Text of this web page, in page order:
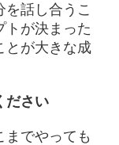
話し合うこ
トが決まった
とが大きな成
ださい
でやっても